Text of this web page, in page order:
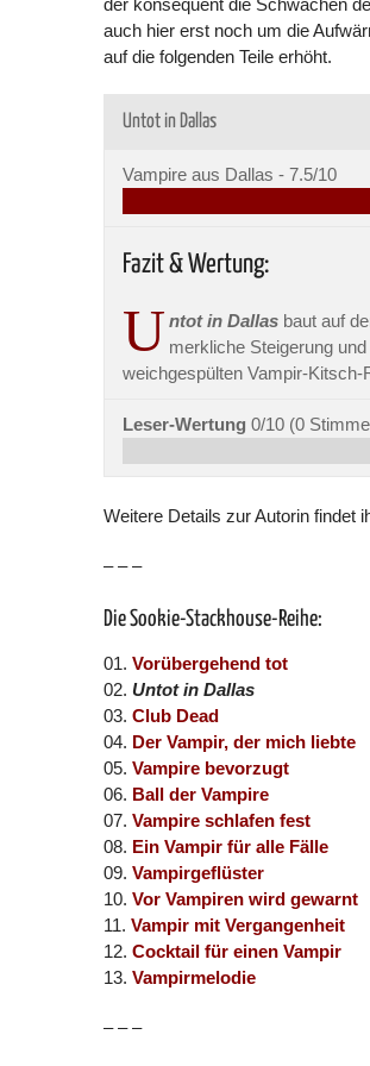
auch hier erst noch um die
auf die folgenden Teile erhöht.
Untot in Dallas
Vampire aus Dallas - 7.5/10
Fazit & Wertung:
U ntot in Dallas baut auf
merkliche Steigerung
weichgespülten Vampir-Kitsch-
Leser-Wertung 0/10 (0
Weitere Details zur Autorin findet
– – –
Die Sookie-Stackhouse-Reihe:
01. Vorübergehend tot
02. Untot in Dallas
03. Club Dead
04. Der Vampir, der mich liebte
05. Vampire bevorzugt
06. Ball der Vampire
07. Vampire schlafen fest
08. Ein Vampir für alle Fälle
09. Vampirgeflüster
10. Vor Vampiren wird gewarnt
11. Vampir mit Vergangenheit
12. Cocktail für einen Vampir
13. Vampirmelodie
– – –